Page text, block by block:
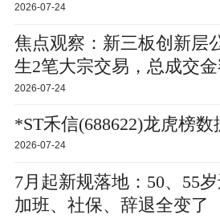
2026-07-24
焦点观察：新三板创新层
生2笔大宗交易，总成交
2026-07-24
*ST禾信(688622)龙虎榜数
2026-07-24
7月起新规落地：50、55
加班、社保、辞退全变了